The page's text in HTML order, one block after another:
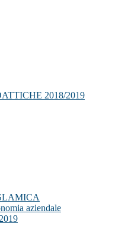
2018/2019
aziendale